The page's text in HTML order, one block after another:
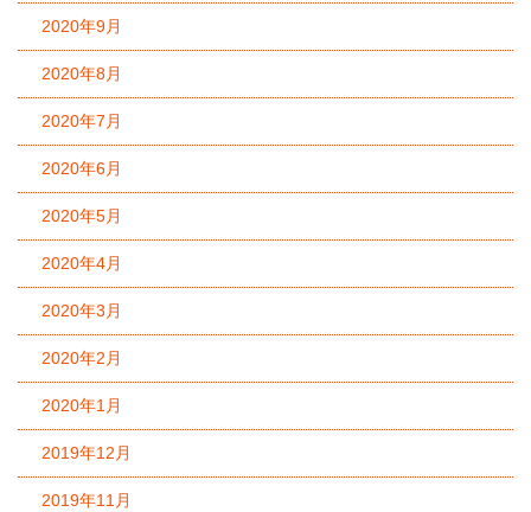
2020年9月
2020年8月
2020年7月
2020年6月
2020年5月
2020年4月
2020年3月
2020年2月
2020年1月
2019年12月
2019年11月